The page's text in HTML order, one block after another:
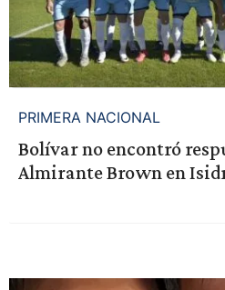
PRIMERA NACIONAL
Bolívar no encontró
Almirante Brown en